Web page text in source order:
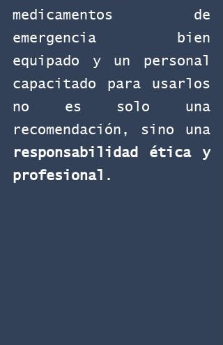
medicamentos de
emergencia bien
equipado y un personal
capacitado para usarlos
no es solo una
responsabilidad ética y
profesional
.